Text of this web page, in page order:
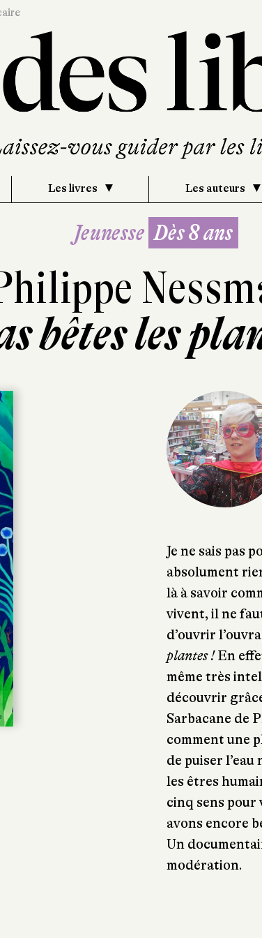
Les livres Les auteurs
Jeunesse Dès 8 ans
bêtes les
Je ne sais pas
absolument
là à savoir
vivent, il ne
d’ouvrir
plantes !En
même très
découvrir
Sarbacane de
comment une
de puiser l’eau
les êtres
cinq sens pour
avons encore
Un
modération.